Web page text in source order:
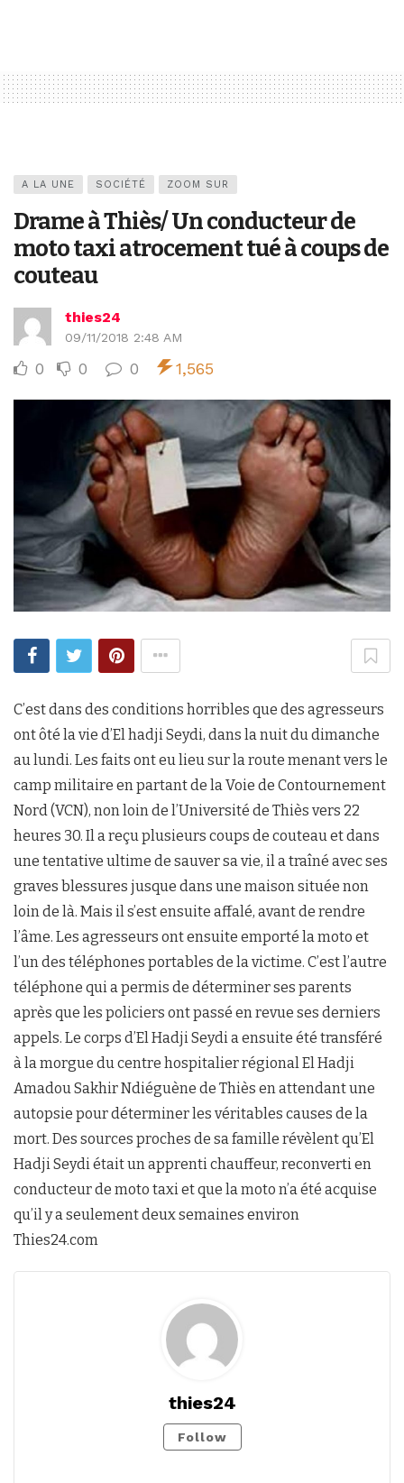
A LA UNE SOCIÉTÉ ZOOM SUR
Drame à Thiès/ Un conducteur de
moto taxi atrocement tué à coups de
couteau
thies24
09/11/2018 2:48 AM
0 0 0 1,565
C’est dans des conditions horribles que des agresseurs
ont ôté la vie d’El hadji Seydi, dans la nuit du dimanche
au lundi. Les faits ont eu lieu sur la route menant vers le
camp militaire en partant de la Voie de Contournement
Nord (VCN), non loin de l’Université de Thiès vers 22
heures 30. Il a reçu plusieurs coups de couteau et dans
une tentative ultime de sauver sa vie, il a traîné avec ses
graves blessures jusque dans une maison située non
loin de là. Mais il s’est ensuite affalé, avant de rendre
l’âme. Les agresseurs ont ensuite emporté la moto et
l’un des téléphones portables de la victime. C’est l’autre
téléphone qui a permis de déterminer ses parents
après que les policiers ont passé en revue ses derniers
appels. Le corps d’El Hadji Seydi a ensuite été transféré
à la morgue du centre hospitalier régional El Hadji
Amadou Sakhir Ndiéguène de Thiès en attendant une
autopsie pour déterminer les véritables causes de la
mort. Des sources proches de sa famille révèlent qu’El
Hadji Seydi était un apprenti chauffeur, reconverti en
conducteur de moto taxi et que la moto n’a été acquise
qu’il y a seulement deux semaines environ
Thies24.com
thies24
Follow